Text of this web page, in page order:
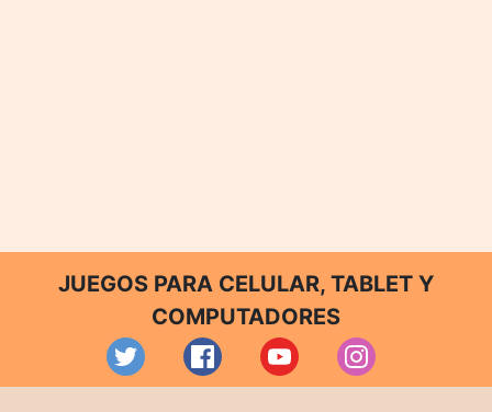
JUEGOS PARA CELULAR, TABLET Y
COMPUTADORES